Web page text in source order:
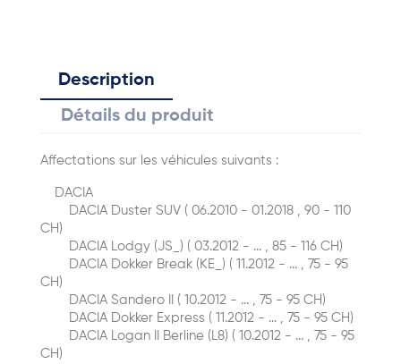
Description
Détails du produit
Affectations sur les véhicules suivants :
DACIA
DACIA Duster SUV ( 06.2010 - 01.2018 , 90 - 110
CH)
DACIA Lodgy (JS_) ( 03.2012 - ... , 85 - 116 CH)
DACIA Dokker Break (KE_) ( 11.2012 - ... , 75 - 95
CH)
DACIA Sandero II ( 10.2012 - ... , 75 - 95 CH)
DACIA Dokker Express ( 11.2012 - ... , 75 - 95 CH)
DACIA Logan II Berline (L8) ( 10.2012 - ... , 75 - 95
CH)